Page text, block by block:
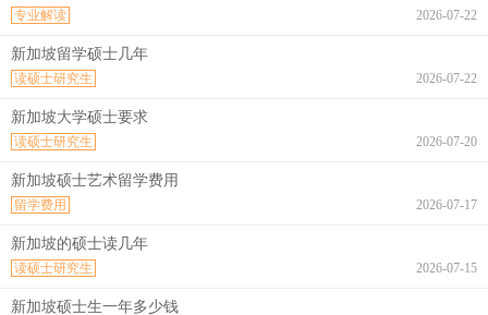
2026-07-22
专业解读
新加坡留学硕士几年
2026-07-22
读硕士研究生
新加坡大学硕士要求
2026-07-20
读硕士研究生
新加坡硕士艺术留学费用
2026-07-17
留学费用
新加坡的硕士读几年
2026-07-15
读硕士研究生
新加坡硕士生一年多少钱